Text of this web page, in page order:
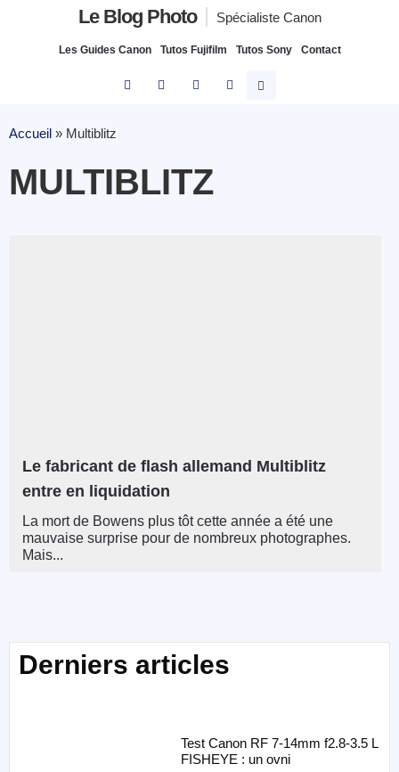
Le Blog Photo Spécialiste Canon
Les Guides Canon Tutos Fujifilm Tutos Sony Contact
Accueil » Multiblitz
MULTIBLITZ
Le fabricant de flash allemand Multiblitz
entre en liquidation
La mort de Bowens plus tôt cette année a été une
mauvaise surprise pour de nombreux photographes.
Mais...
Derniers articles
Test Canon RF 7-14mm f2.8-3.5 L
FISHEYE : un ovni